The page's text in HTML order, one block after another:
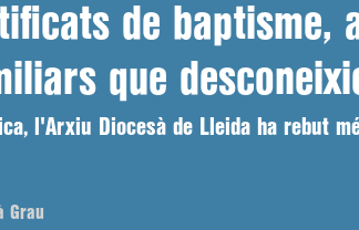
de baptisme,
que
l'Arxiu Diocesà de Lleida ha rebut
Grau